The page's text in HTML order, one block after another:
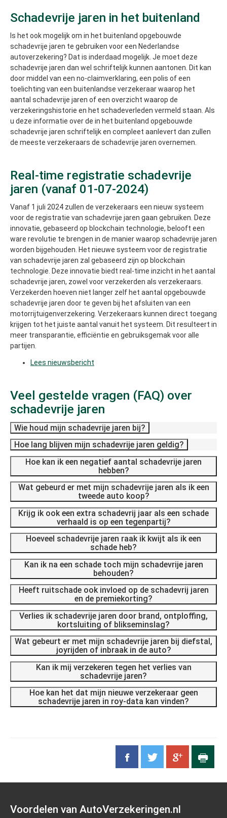
Schadevrije jaren in het buitenland
Is het ook mogelijk om in het buitenland opgebouwde
schadevrije jaren te gebruiken voor een Nederlandse
autoverzekering? Dat is inderdaad mogelijk. Je moet deze
schadevrije jaren dan wel schriftelijk kunnen aantonen. Dit kan
door middel van een no-claimverklaring, een polis of een
toelichting van een buitenlandse verzekeraar waarop het
aantal schadevrije jaren of een overzicht waarop de
verzekeringshistorie en het schadeverleden vermeld staan. Als
u deze informatie over de in het buitenland opgebouwde
schadevrije jaren schriftelijk en compleet aanlevert dan zullen
de meeste verzekeraars de schadevrije jaren overnemen.
Real-time registratie schadevrije
jaren (vanaf 01-07-2024)
Vanaf 1 juli 2024 zullen de verzekeraars een nieuw systeem
voor de registratie van schadevrije jaren gaan gebruiken. Deze
innovatie, gebaseerd op blockchain technologie, belooft een
ware revolutie te brengen in de manier waarop schadevrije jaren
worden bijgehouden. Het nieuwe systeem voor de registratie
van schadevrije jaren zal gebaseerd zijn op blockchain
technologie. Deze innovatie biedt real-time inzicht in het aantal
schadevrije jaren, zowel voor verzekerden als verzekeraars.
Verzekerden hoeven niet langer zelf het aantal opgebouwde
schadevrije jaren door te geven bij het afsluiten van een
motorrijtuigenverzekering. Verzekeraars kunnen direct toegang
krijgen tot het juiste aantal vanuit het systeem. Dit resulteert in
meer transparantie, efficiëntie en gebruiksgemak voor alle
partijen.
Lees nieuwsbericht
Veel gestelde vragen (FAQ) over
schadevrije jaren
Wie houd mijn schadevrije jaren bij?
Hoe lang blijven mijn schadevrije jaren geldig?
Hoe kan ik een negatief aantal schadevrije jaren
hebben?
Wat gebeurd er met mijn schadevrije jaren als ik een
tweede auto koop?
Krijg ik ook een extra schadevrij jaar als een schade
verhaald is op een tegenpartij?
Hoeveel schadevrije jaren raak ik kwijt als ik een
schade heb?
Kan ik na een schade toch mijn schadevrije jaren
behouden?
Heeft ruitschade ook invloed op de schadevrij jaren
en de premiekorting?
Verlies ik schadevrije jaren door brand, ontploffing,
kortsluiting of blikseminslag?
Wat gebeurt er met mijn schadevrije jaren bij diefstal,
joyrijden of inbraak in de auto?
Kan ik mij verzekeren tegen het verlies van
schadevrije jaren?
Hoe kan het dat mijn nieuwe verzekeraar geen
schadevrije jaren in roy-data kan vinden?
Voordelen van AutoVerzekeringen.nl